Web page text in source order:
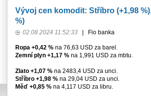
Vývoj cen komodit: Stříbro (+1,98
%)
02.08.2024 11:52:33 Fio banka
Ropa +0,42 % na 76,63 USD za barel.
Zemní plyn +1,17 % na 1,991 USD za mbtu.
Zlato +1,07 % na 2483,4 USD za unci.
Stříbro +1,98 % na 29,04 USD za unci.
Měď +0,85 % na 4,117 USD za libru.